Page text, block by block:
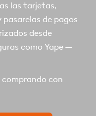
las tarjetas,
de pagos
desde
como Yape –
con